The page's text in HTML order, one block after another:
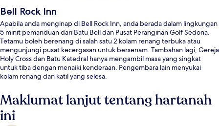
Bell Rock Inn
Apabila anda menginap di Bell Rock Inn, anda berada dalam lingkungan
5 minit pemanduan dari Batu Bell dan Pusat Peranginan Golf Sedona.
Tetamu boleh berenang di salah satu 2 kolam renang terbuka atau
mengunjungi pusat kecergasan untuk bersenam. Tambahan lagi, Gereja
Holy Cross dan Batu Katedral hanya mengambil masa yang singkat
untuk tiba dengan menaiki kenderaan. Pengembara lain menyukai
kolam renang dan katil yang selesa.
Maklumat lanjut tentang hartanah
ini